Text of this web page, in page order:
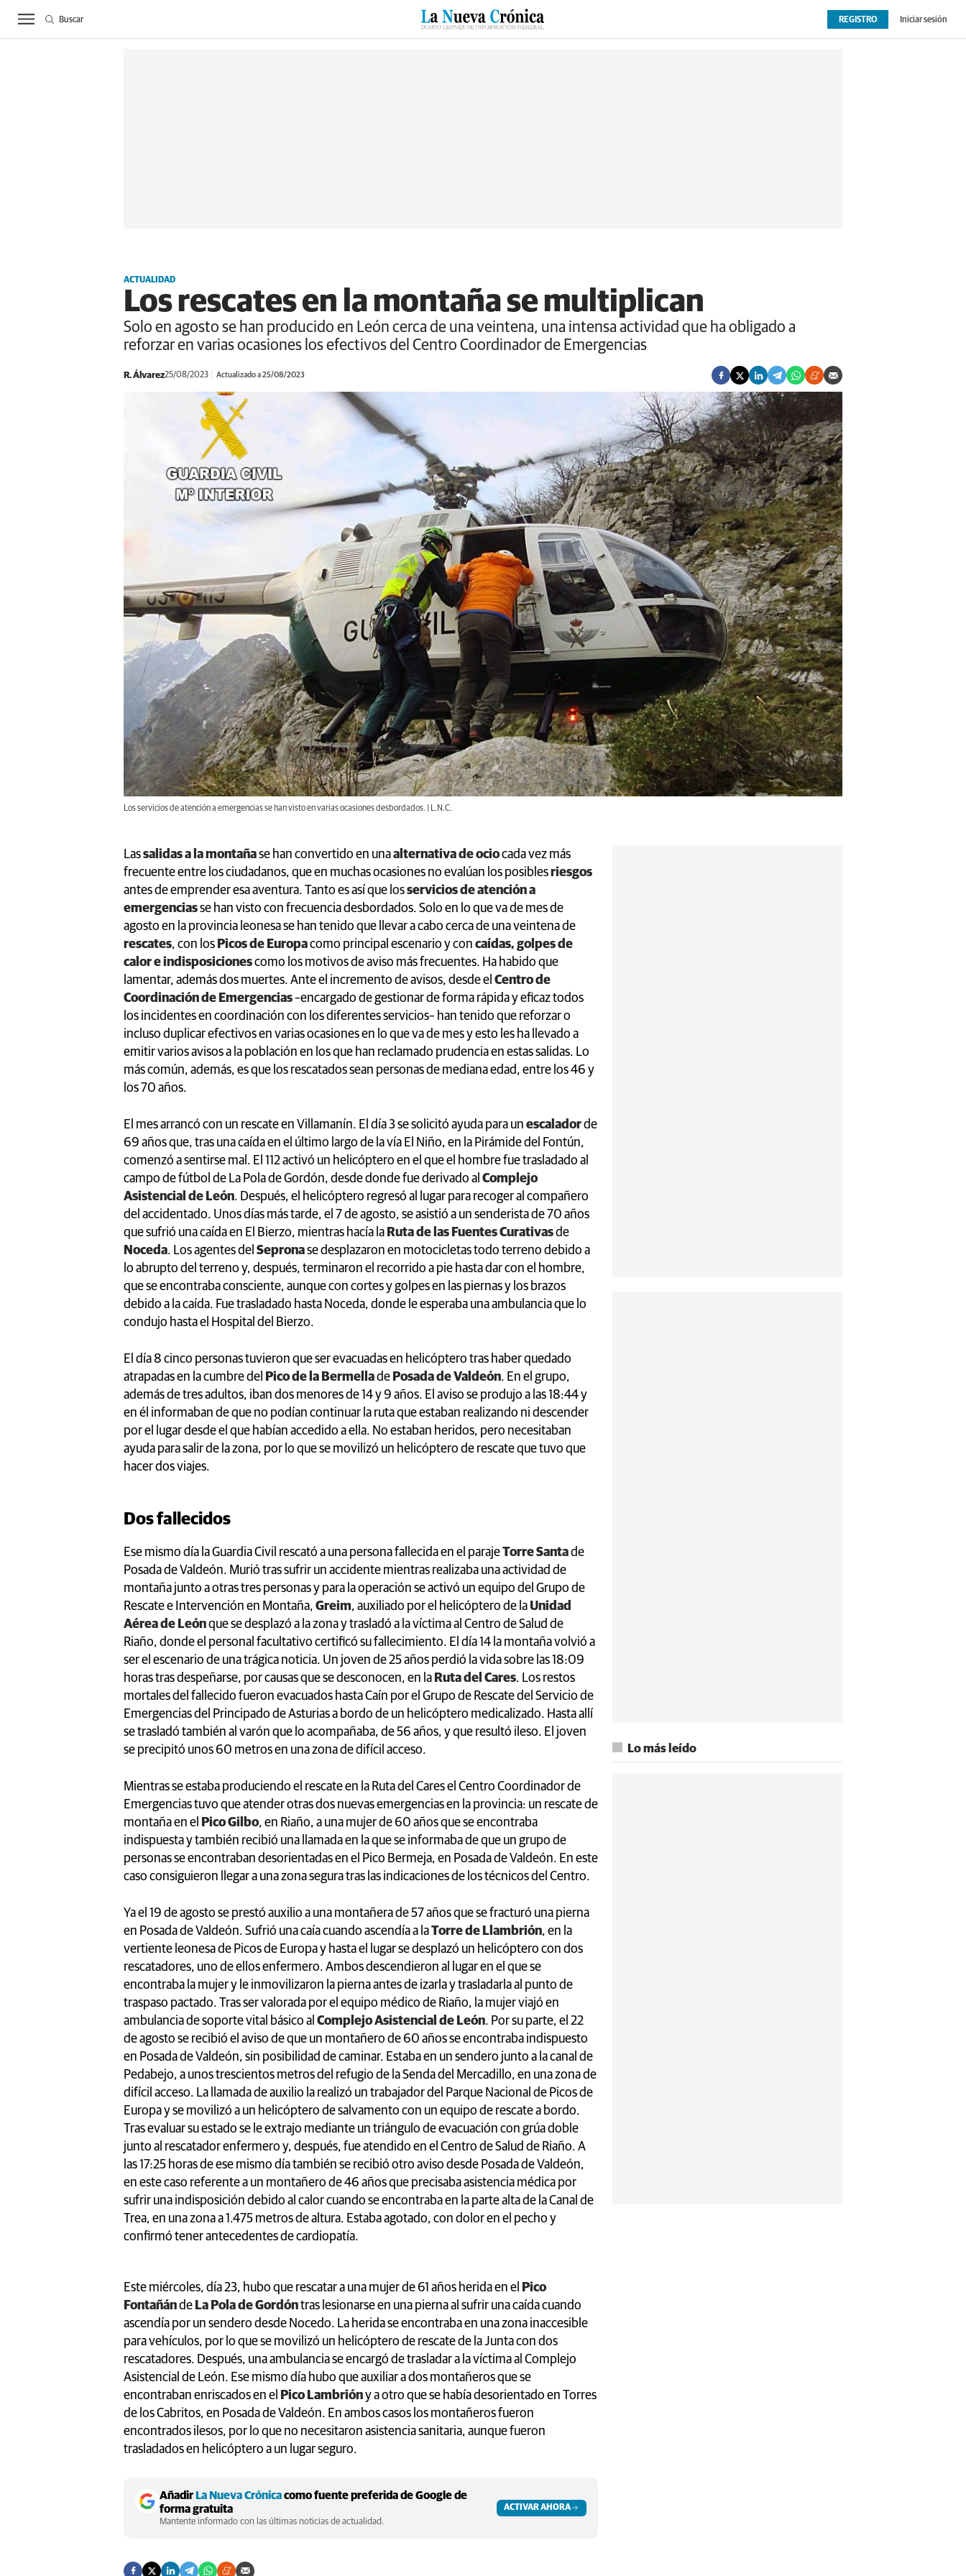
ACTUALIDAD BIERZO SUCESOS CULTURAS ESPECIALES DEPORTES OPINIÓN EXTRAS
REGISTRO Iniciar sesión
Buscar
ACTUALIDAD
Los rescates en la montaña se multiplican
Solo en agosto se han producido en León cerca de una veintena, una intensa actividad que ha obligado a
reforzar en varias ocasiones los efectivos del Centro Coordinador de Emergencias
R. Álvarez25/08/2023 Actualizado a 25/08/2023
Los servicios de atención a emergencias se han visto en varias ocasiones desbordados. | L.N.C.
Lassalidas a la montañase han convertido en unaalternativa de ociocada vez más
frecuente entre los ciudadanos, que en muchas ocasiones no evalúan los posiblesriesgos
antes de emprender esa aventura. Tanto es así que losservicios de atención a
emergenciasse han visto con frecuencia desbordados. Solo en lo que va de mes de
agosto en la provincia leonesa se han tenido que llevar a cabo cerca de una veintena de
rescates, con los Picos de Europacomo principal escenario y con caídas, golpes de
calor e indisposicionescomo los motivos de aviso más frecuentes. Ha habido que
lamentar, además dos muertes. Ante el incremento de avisos, desde el Centro de
Coordinación de Emergencias–encargado de gestionar de forma rápida y eficaz todos
los incidentes en coordinación con los diferentes servicios– han tenido que reforzar o
incluso duplicar efectivos en varias ocasiones en lo que va de mes y esto les ha llevado a
emitir varios avisos a la población en los que han reclamado prudencia en estas salidas. Lo
más común, además, es que los rescatados sean personas de mediana edad, entre los 46 y
los 70 años.
El mes arrancó con un rescate en Villamanín. El día 3 se solicitó ayuda para un escaladorde
69 años que, tras una caída en el último largo de la vía El Niño, en la Pirámide del Fontún,
comenzó a sentirse mal. El 112 activó un helicóptero en el que el hombre fue trasladado al
campo de fútbol de La Pola de Gordón, desde donde fue derivado al Complejo
Asistencial de León. Después, el helicóptero regresó al lugar para recoger al compañero
del accidentado. Unos días más tarde, el 7 de agosto, se asistió a un senderista de 70 años
que sufrió una caída en El Bierzo, mientras hacía la Ruta de las Fuentes Curativasde
Noceda. Los agentes del Sepronase desplazaron en motocicletas todo terreno debido a
lo abrupto del terreno y, después, terminaron el recorrido a pie hasta dar con el hombre,
que se encontraba consciente, aunque con cortes y golpes en las piernas y los brazos
debido a la caída. Fue trasladado hasta Noceda, donde le esperaba una ambulancia que lo
condujo hasta el Hospital del Bierzo.
El día 8 cinco personas tuvieron que ser evacuadas en helicóptero tras haber quedado
atrapadas en la cumbre del
Pico de la Bermellade Posada de Valdeón. En el grupo,
además de tres adultos, iban dos menores de 14 y 9 años. El aviso se produjo a las 18:44 y
en él informaban de que no podían continuar la ruta que estaban realizando ni descender
por el lugar desde el que habían accedido a ella. No estaban heridos, pero necesitaban
ayuda para salir de la zona, por lo que se movilizó un helicóptero de rescate que tuvo que
hacer dos viajes.
Dos fallecidos
Ese mismo día la Guardia Civil rescató a una persona fallecida en el parajeTorre Santade
Posada de Valdeón. Murió tras sufrir un accidente mientras realizaba una actividad de
montaña junto a otras tres personas y para la operación se activó un equipo del Grupo de
Rescate e Intervención en Montaña, Greim, auxiliado por el helicóptero de laUnidad
Aérea de Leónque se desplazó a la zona y trasladó a la víctima al Centro de Salud de
Riaño, donde el personal facultativo certificó su fallecimiento. El día 14 la montaña volvió a
ser el escenario de una trágica noticia. Un joven de 25 años perdió la vida sobre las 18:09
horas tras despeñarse, por causas que se desconocen, en la Ruta del Cares. Los restos
mortales del fallecido fueron evacuados hasta Caín por el Grupo de Rescate del Servicio de
Emergencias del Principado de Asturias a bordo de un helicóptero medicalizado. Hasta allí
se trasladó también al varón que lo acompañaba, de 56 años, y que resultó ileso. El joven
se precipitó unos 60 metros en una zona de difícil acceso.
Mientras se estaba produciendo el rescate en la Ruta del Cares el Centro Coordinador de
Emergencias tuvo que atender otras dos nuevas emergencias en la provincia: un rescate de
montaña en el
Pico Gilbo, en Riaño, a una mujer de 60 años que se encontraba
indispuesta y también recibió una llamada en la que se informaba de que un grupo de
personas se encontraban desorientadas en el Pico Bermeja, en Posada de Valdeón. En este
caso consiguieron llegar a una zona segura tras las indicaciones de los técnicos del Centro.
Ya el 19 de agosto se prestó auxilio a una montañera de 57 años que se fracturó una pierna
en Posada de Valdeón. Sufrió una caía cuando ascendía a laTorre de Llambrión, en la
vertiente leonesa de Picos de Europa y hasta el lugar se desplazó un helicóptero con dos
rescatadores, uno de ellos enfermero. Ambos descendieron al lugar en el que se
encontraba la mujer y le inmovilizaron la pierna antes de izarla y trasladarla al punto de
traspaso pactado. Tras ser valorada por el equipo médico de Riaño, la mujer viajó en
ambulancia de soporte vital básico al Complejo Asistencial de León. Por su parte, el 22
de agosto se recibió el aviso de que un montañero de 60 años se encontraba indispuesto
en Posada de Valdeón, sin posibilidad de caminar. Estaba en un sendero junto a la canal de
Pedabejo, a unos trescientos metros del refugio de la Senda del Mercadillo, en una zona de
difícil acceso. La llamada de auxilio la realizó un trabajador del Parque Nacional de Picos de
Europa y se movilizó a un helicóptero de salvamento con un equipo de rescate a bordo.
Tras evaluar su estado se le extrajo mediante un triángulo de evacuación con grúa doble
junto al rescatador enfermero y, después, fue atendido en el Centro de Salud de Riaño. A
las 17:25 horas de ese mismo día también se recibió otro aviso desde Posada de Valdeón,
en este caso referente a un montañero de 46 años que precisaba asistencia médica por
sufrir una indisposición debido al calor cuando se encontraba en la parte alta de la Canal de
Trea, en una zona a 1.475 metros de altura. Estaba agotado, con dolor en el pecho y
confirmó tener antecedentes de cardiopatía.
Este miércoles, día 23, hubo que rescatar a una mujer de 61 años herida en el
Pico
Fontañánde La Pola de Gordóntras lesionarse en una pierna al sufrir una caída cuando
ascendía por un sendero desde Nocedo. La herida se encontraba en una zona inaccesible
para vehículos, por lo que se movilizó un helicóptero de rescate de la Junta con dos
rescatadores. Después, una ambulancia se encargó de trasladar a la víctima al Complejo
Asistencial de León. Ese mismo día hubo que auxiliar a dos montañeros que se
encontraban enriscados en el
Pico Lambrióny a otro que se había desorientado en Torres
de los Cabritos, en Posada de Valdeón. En ambos casos los montañeros fueron
encontrados ilesos, por lo que no necesitaron asistencia sanitaria, aunque fueron
trasladados en helicóptero a un lugar seguro.
AñadirLa Nueva Crónicacomo fuente preferida de Google de
forma gratuita
Mantente informado con las últimas noticias de actualidad.
ACTIVAR AHORA
Lo más leído